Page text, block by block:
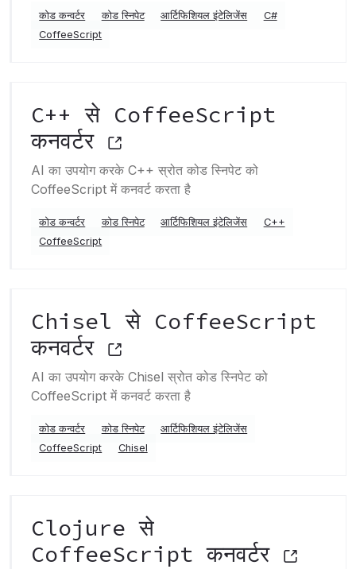
कोड कन्वर्टर कोड स्निपेट आर्टिफिशियल इंटेलिजेंस
C#
CoffeeScript
C++ से CoffeeScript
कनवर्टर
AI का उपयोग करके C++ स्रोत कोड स्निपेट को
CoffeeScript में कनवर्ट करता है
कोड कन्वर्टर कोड स्निपेट आर्टिफिशियल इंटेलिजेंस
C++
CoffeeScript
Chisel से CoffeeScript
कनवर्टर
AI का उपयोग करके Chisel स्रोत कोड स्निपेट को
CoffeeScript में कनवर्ट करता है
कोड कन्वर्टर कोड स्निपेट
आर्टिफिशियल इंटेलिजेंस
CoffeeScript
Chisel
Clojure से
CoffeeScript कनवर्टर